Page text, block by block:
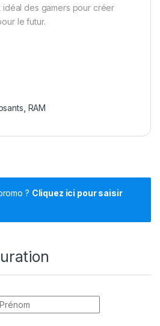
idéal des gamers pour créer
le futur.
RAM
? Cliquez ici pour saisir